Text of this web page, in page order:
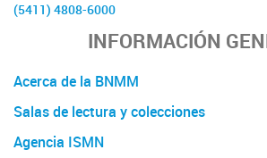
(5411) 4808-6000
INFORMACIÓN
Acerca de la BNMM
Salas de lectura y colecciones
Agencia ISMN